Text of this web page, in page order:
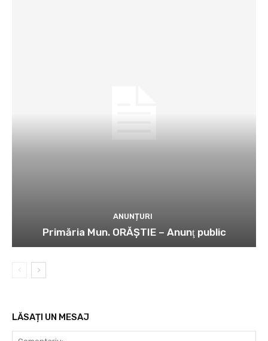
ANUNȚURI
Primăria Mun. ORĂȘTIE – Anunţ public
LĂSAȚI UN MESAJ